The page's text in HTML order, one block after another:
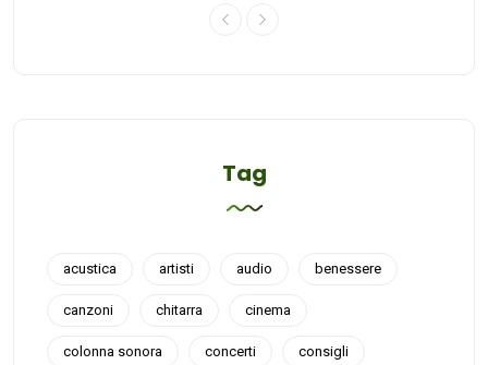
Tag
acustica artisti audio benessere
canzoni chitarra cinema
colonna sonora concerti consigli